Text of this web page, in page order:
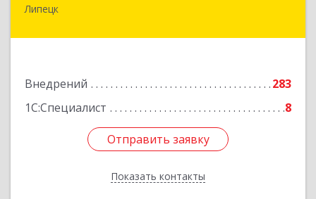
Липецк
Внедрений
283
1С:Специалист
8
Отправить заявку
Показать контакты
398046, Липецкая обл, Липецк г, Стаханова ул,
Отправить заявку
Назад